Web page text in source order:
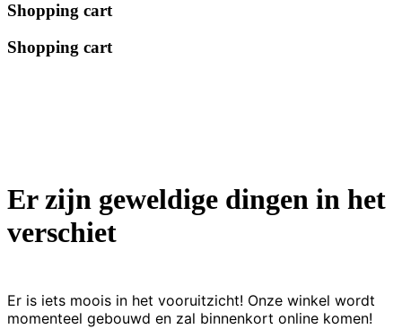
Shopping cart
Shopping cart
Er zijn geweldige dingen in het
verschiet
Er is iets moois in het vooruitzicht! Onze winkel wordt
momenteel gebouwd en zal binnenkort online komen!